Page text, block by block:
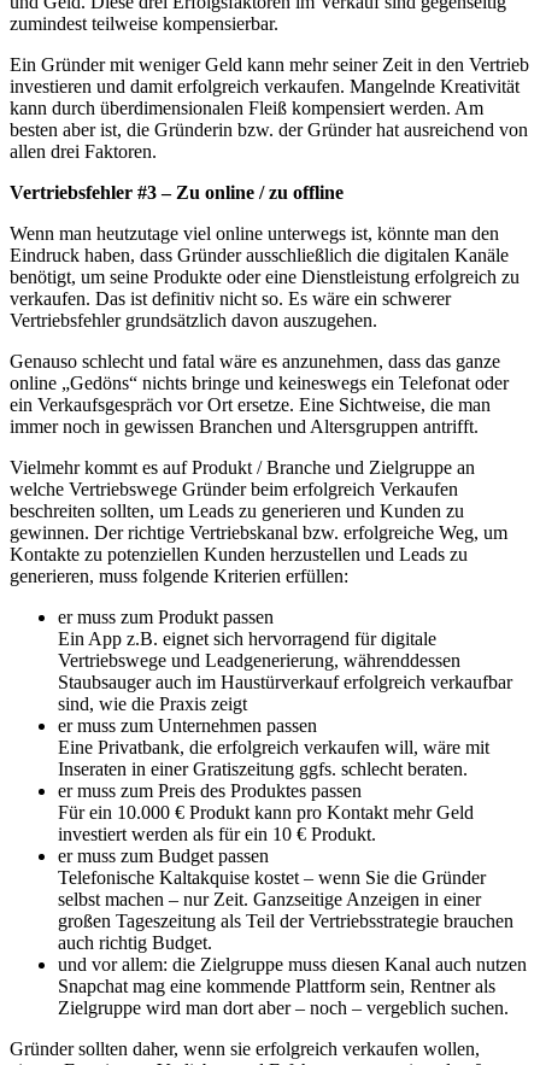
zumindest teilweise kompensierbar.
Ein Gründer mit weniger Geld kann mehr seiner Zeit in den Vertrieb
investieren und damit erfolgreich verkaufen. Mangelnde Kreativität
kann durch überdimensionalen Fleiß kompensiert werden. Am
besten aber ist, die Gründerin bzw. der Gründer hat ausreichend von
allen drei Faktoren.
Vertriebsfehler #3 – Zu online / zu offline
Wenn man heutzutage viel online unterwegs ist, könnte man den
Eindruck haben, dass Gründer ausschließlich die digitalen Kanäle
benötigt, um seine Produkte oder eine Dienstleistung erfolgreich zu
verkaufen. Das ist definitiv nicht so. Es wäre ein schwerer
Vertriebsfehler grundsätzlich davon auszugehen.
Genauso schlecht und fatal wäre es anzunehmen, dass das ganze
online „Gedöns“ nichts bringe und keineswegs ein Telefonat oder
ein Verkaufsgespräch vor Ort ersetze. Eine Sichtweise, die man
immer noch in gewissen Branchen und Altersgruppen antrifft.
Vielmehr kommt es auf Produkt / Branche und Zielgruppe an
welche Vertriebswege Gründer beim erfolgreich Verkaufen
beschreiten sollten, um Leads zu generieren und Kunden zu
gewinnen. Der richtige Vertriebskanal bzw. erfolgreiche Weg, um
Kontakte zu potenziellen Kunden herzustellen und Leads zu
generieren, muss folgende Kriterien erfüllen:
er muss zum Produkt passen
Ein App z.B. eignet sich hervorragend für digitale
Vertriebswege und Leadgenerierung, währenddessen
Staubsauger auch im Haustürverkauf erfolgreich verkaufbar
sind, wie die Praxis zeigt
er muss zum Unternehmen passen
Eine Privatbank, die erfolgreich verkaufen will, wäre mit
Inseraten in einer Gratiszeitung ggfs. schlecht beraten.
er muss zum Preis des Produktes passen
Für ein 10.000 € Produkt kann pro Kontakt mehr Geld
investiert werden als für ein 10 € Produkt.
er muss zum Budget passen
Telefonische Kaltakquise kostet – wenn Sie die Gründer
selbst machen – nur Zeit. Ganzseitige Anzeigen in einer
großen Tageszeitung als Teil der Vertriebsstrategie brauchen
auch richtig Budget.
und vor allem: die Zielgruppe muss diesen Kanal auch nutzen
Snapchat mag eine kommende Plattform sein, Rentner als
Zielgruppe wird man dort aber – noch – vergeblich suchen.
Gründer sollten daher, wenn sie erfolgreich verkaufen wollen,